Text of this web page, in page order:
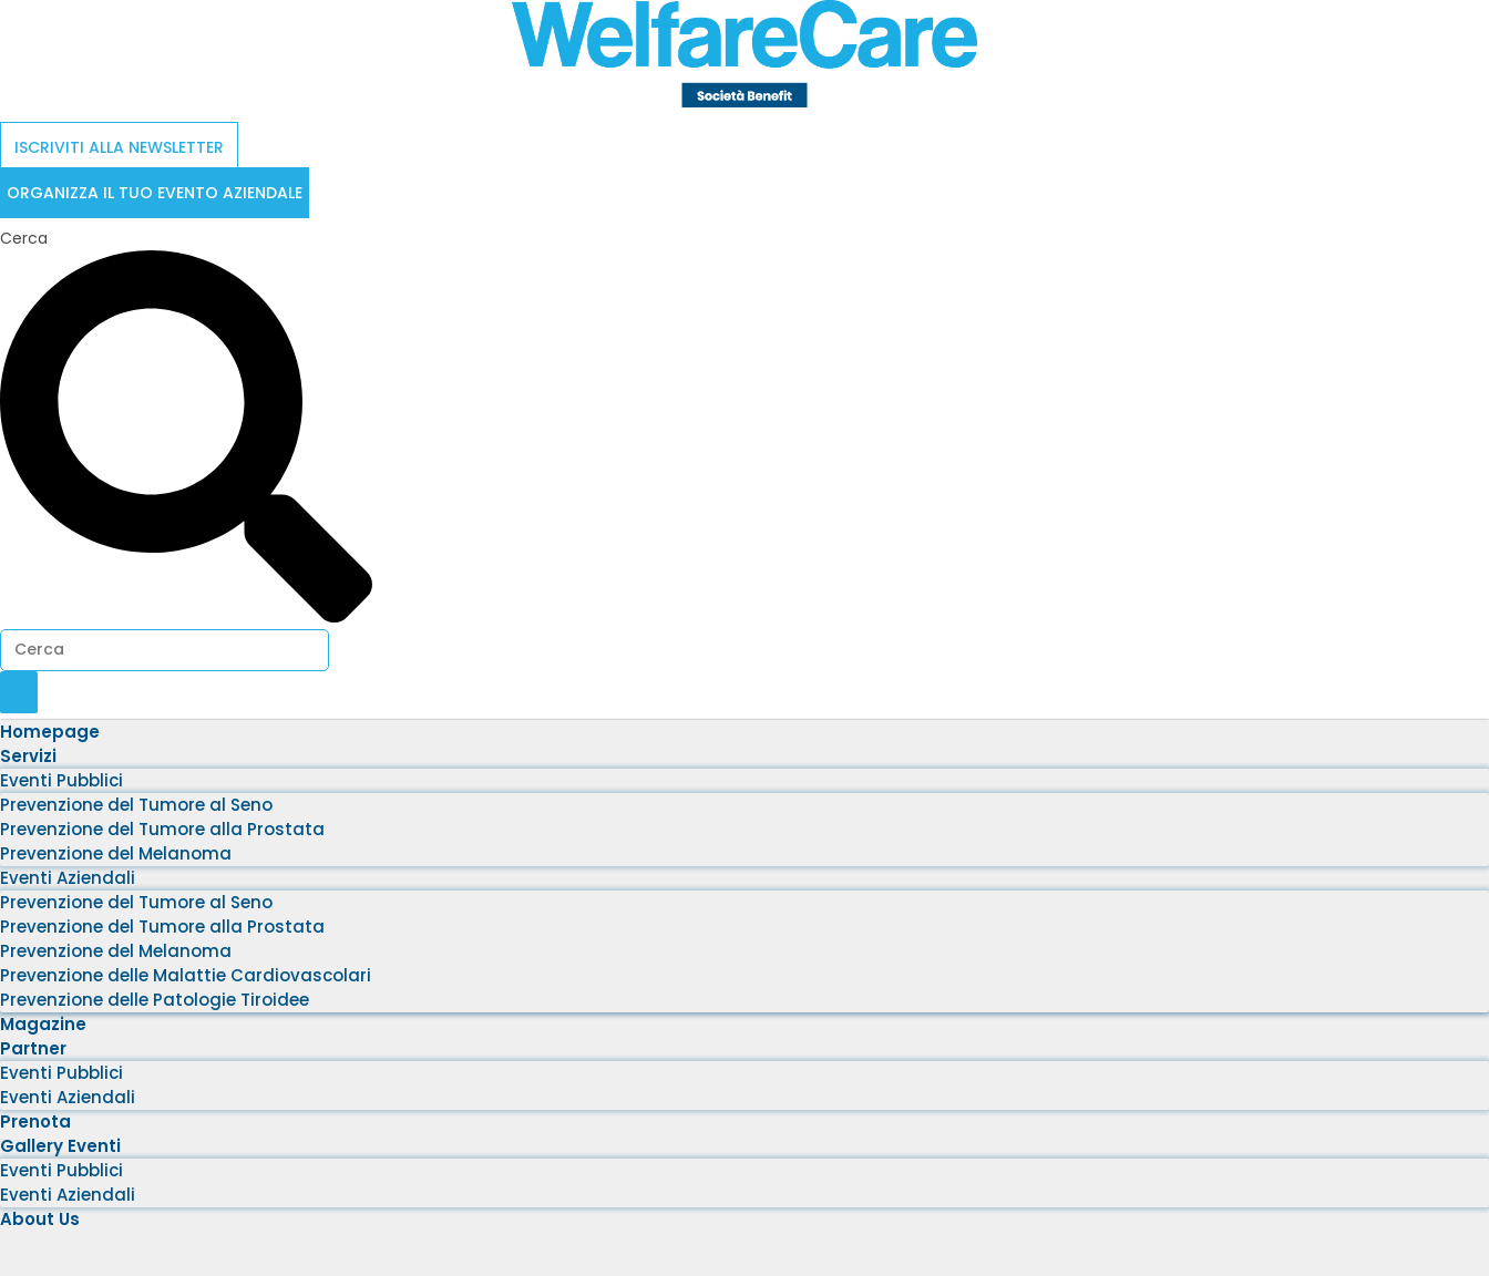
ISCRIVITI ALLA NEWSLETTER
ORGANIZZA IL TUO EVENTO AZIENDALE
Cerca
Homepage
Servizi
Eventi Pubblici
Prevenzione del Tumore al Seno
Prevenzione del Tumore alla Prostata
Prevenzione del Melanoma
Eventi Aziendali
Prevenzione del Tumore al Seno
Prevenzione del Tumore alla Prostata
Prevenzione del Melanoma
Prevenzione delle Malattie Cardiovascolari
Prevenzione delle Patologie Tiroidee
Magazine
Partner
Eventi Pubblici
Eventi Aziendali
Prenota
Gallery Eventi
Eventi Pubblici
Eventi Aziendali
About Us